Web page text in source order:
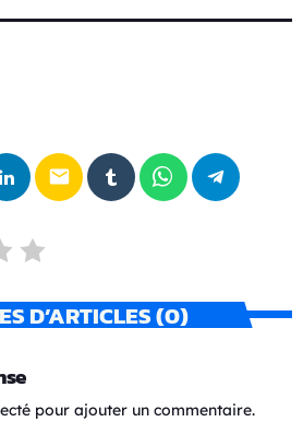
email
D’ARTICLES (0)
pour ajouter un commentaire.